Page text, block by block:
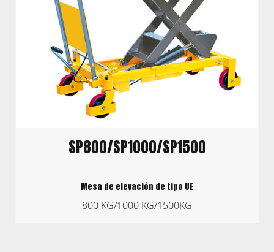
SP800/SP1000/SP1500
Mesa de elevación de tipo UE
800 KG/1000 KG/1500KG